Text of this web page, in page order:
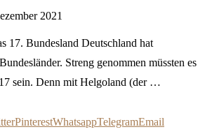
2021
17. Bundesland Deutschland hat
Streng genommen müssten es
sein. Denn mit Helgoland (der …
PinterestWhatsappTelegramEmail